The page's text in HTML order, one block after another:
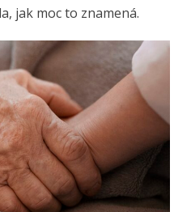
jak moc to znamená.